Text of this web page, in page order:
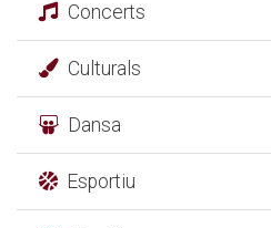
Concerts
Culturals
Dansa
Esportiu